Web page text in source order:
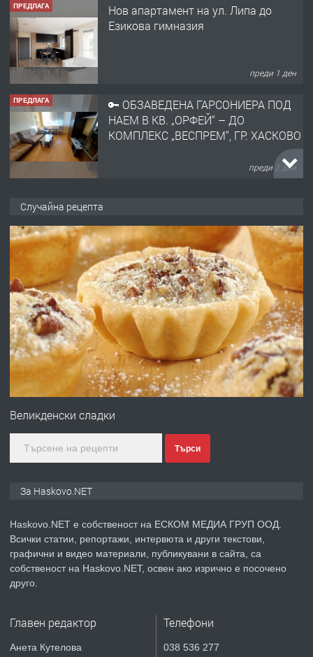
ПРЕДЛАГА
Нов апартамент на ул. Липа до
Езикова гимназия
преди 1 ден
ПРЕДЛАГА
🔑 ОБЗАВЕДЕНА ГАРСОНИЕРА ПОД
НАЕМ В КВ. „ОРФЕЙ“ – ДО
КОМПЛЕКС „ВЕСПРЕМ“, ГР. ХАСКОВО
преди 2 дни
АПАРТАМЕНТ В ЦЕНТЪРА НА ГР.
ХАСКОВО
преди 3 дни
ПРЕДЛАГА Давам гараж под наем
преди 3 дни
ПРЕДЛАГА
№4120 Магазин/Офис под наем в кв.
градската градина!
преди 4 дни
ПРЕДЛАГА
Продавам парцел в гр. Хасково кв.
Случайна рецепта
Великденски сладки
Търси
За Haskovo.NET
Haskovo.NET е собственост на ЕСКОМ МЕДИА ГРУП ООД.
Всички статии, репортажи, интервюта и други текстови,
графични и видео материали, публикувани в сайта, са
собственост на Haskovo.NET, освен ако изрично е посочено
друго.
Главен редактор
Анета Кутелова
Телефони
038 536 277